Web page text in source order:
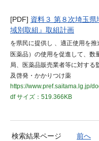
[PDF] 資料３ 第８次埼玉
域別取組』取組計画
を県民に提供し 、適正使用を
医薬品）の使用を促進して、数
局、医薬品販売業者等に対する
及啓発・かかりつけ薬
https://www.pref.saitama.lg.jp/
dfサイズ：519.366KB
検索結果ページ 前へ